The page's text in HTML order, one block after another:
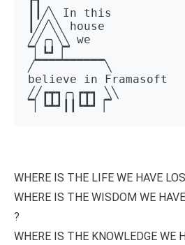
┃┃╱╲ In this
┃╱╱╲╲ house
╱╱╭╮╲╲ we
▔▏┗┛▕▔
╱▔▔▔▔▔▔▔▔▔▔╲
believe in Framasoft
╱╱┏┳┓╭╮┏┳┓ ╲╲
▔▏┗┻┛┃┃┗┻┛▕▔
WHERE IS THE LIFE WE HAVE
WHERE IS THE WISDOM WE
?
WHERE IS THE KNOWLEDGE WE